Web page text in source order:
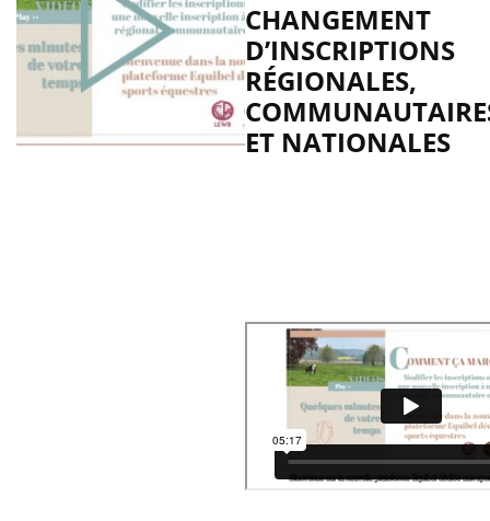
CHANGEMENT
D’INSCRIPTIONS
RÉGIONALES,
ET NATIONALES